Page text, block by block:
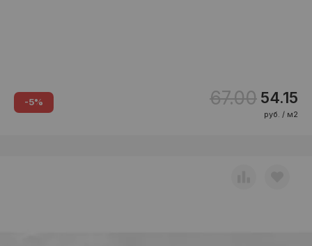
-5% 67.00 54.15
руб. / м2